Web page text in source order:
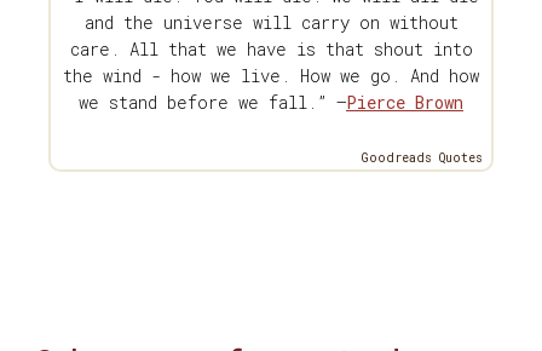
and the universe will carry on without
care. All that we have is that shout into
the wind - how we live. How we go. And how
we stand before we fall.” —Pierce Brown
Goodreads Quotes